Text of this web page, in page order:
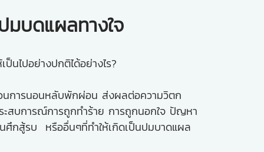
มบดแผลทางใจ
นไปอย่างปกติได้อย่างไร?
วนการนอนหลับพักผ่อน ส่งผลต่อความวิตก
ะสบการณ์การถูกทำร้าย การถูกนอกใจ ปัญหา
ศึกสู้รบ หรืออื่นๆที่ทำให้เกิดเป็นปมบาดแผล